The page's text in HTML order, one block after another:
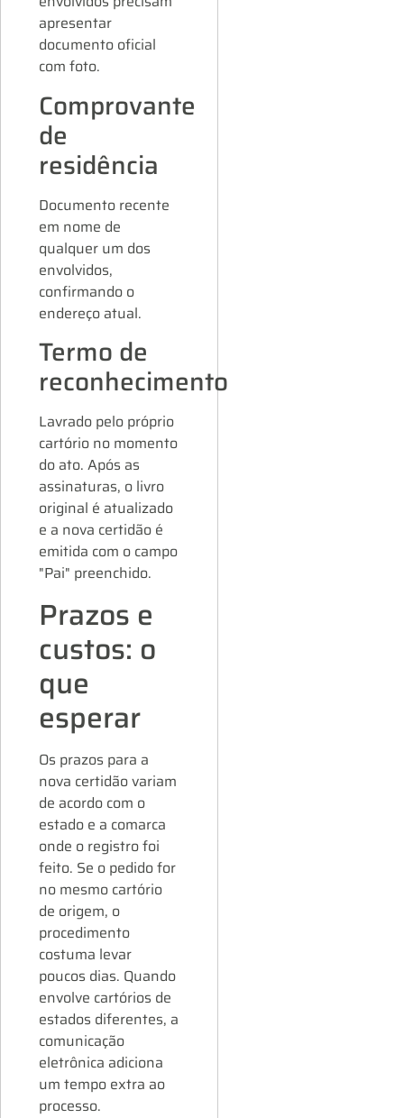
apresentar
documento oficial
com foto.
Comprovante
de
residência
Documento recente
em nome de
qualquer um dos
envolvidos,
confirmando o
endereço atual.
Termo de
reconhecimento
Lavrado pelo próprio
cartório no momento
do ato. Após as
assinaturas, o livro
original é atualizado
e a nova certidão é
emitida com o campo
"Pai" preenchido.
Prazos e
custos: o
que
esperar
Os prazos para a
nova certidão variam
de acordo com o
estado e a comarca
onde o registro foi
feito. Se o pedido for
no mesmo cartório
de origem, o
procedimento
costuma levar
poucos dias. Quando
envolve cartórios de
estados diferentes, a
comunicação
eletrônica adiciona
um tempo extra ao
processo.